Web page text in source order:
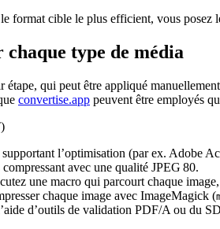
format cible le plus efficient, vous posez
type de média
qui peut être appliqué
convertise.app peuvent être employés
l’optimisation (par ex. Adobe
avec une qualité JPEG 80.
une macro qui parcourt chaque
chaque image avec ImageMagick (
d’outils de validation PDF/A ou du